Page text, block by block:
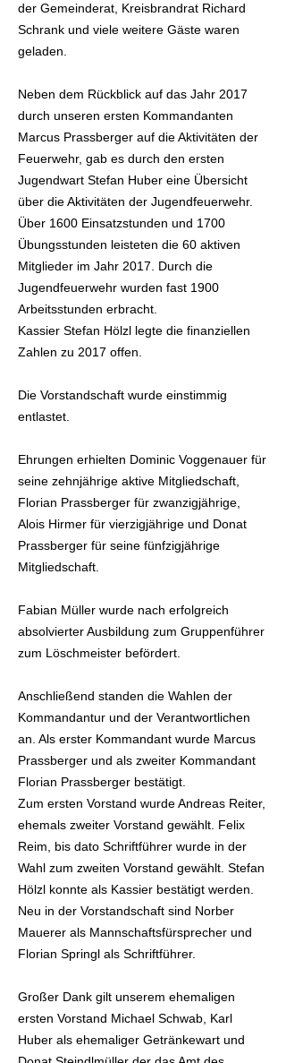
der Gemeinderat, Kreisbrandrat Richard
Schrank und viele weitere Gäste waren
geladen.
Neben dem Rückblick auf das Jahr 2017
durch unseren ersten Kommandanten
Marcus Prassberger auf die Aktivitäten der
Feuerwehr, gab es durch den ersten
Jugendwart Stefan Huber eine Übersicht
über die Aktivitäten der Jugendfeuerwehr.
Über 1600 Einsatzstunden und 1700
Übungsstunden leisteten die 60 aktiven
Mitglieder im Jahr 2017. Durch die
Jugendfeuerwehr wurden fast 1900
Arbeitsstunden erbracht.
Kassier Stefan Hölzl legte die finanziellen
Zahlen zu 2017 offen.
Die Vorstandschaft wurde einstimmig
entlastet.
Ehrungen erhielten Dominic Voggenauer für
seine zehnjährige aktive Mitgliedschaft,
Florian Prassberger für zwanzigjährige,
Alois Hirmer für vierzigjährige und Donat
Prassberger für seine fünfzigjährige
Mitgliedschaft.
Fabian Müller wurde nach erfolgreich
absolvierter Ausbildung zum Gruppenführer
zum Löschmeister befördert.
Anschließend standen die Wahlen der
Kommandantur und der Verantwortlichen
an. Als erster Kommandant wurde Marcus
Prassberger und als zweiter Kommandant
Florian Prassberger bestätigt.
Zum ersten Vorstand wurde Andreas Reiter,
ehemals zweiter Vorstand gewählt. Felix
Reim, bis dato Schriftführer wurde in der
Wahl zum zweiten Vorstand gewählt. Stefan
Hölzl konnte als Kassier bestätigt werden.
Neu in der Vorstandschaft sind Norber
Mauerer als Mannschaftsfürsprecher und
Florian Springl als Schriftführer.
Großer Dank gilt unserem ehemaligen
ersten Vorstand Michael Schwab, Karl
Huber als ehemaliger Getränkewart und